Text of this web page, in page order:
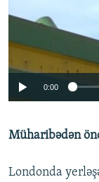
No
0:00
Müharibədən
Londonda